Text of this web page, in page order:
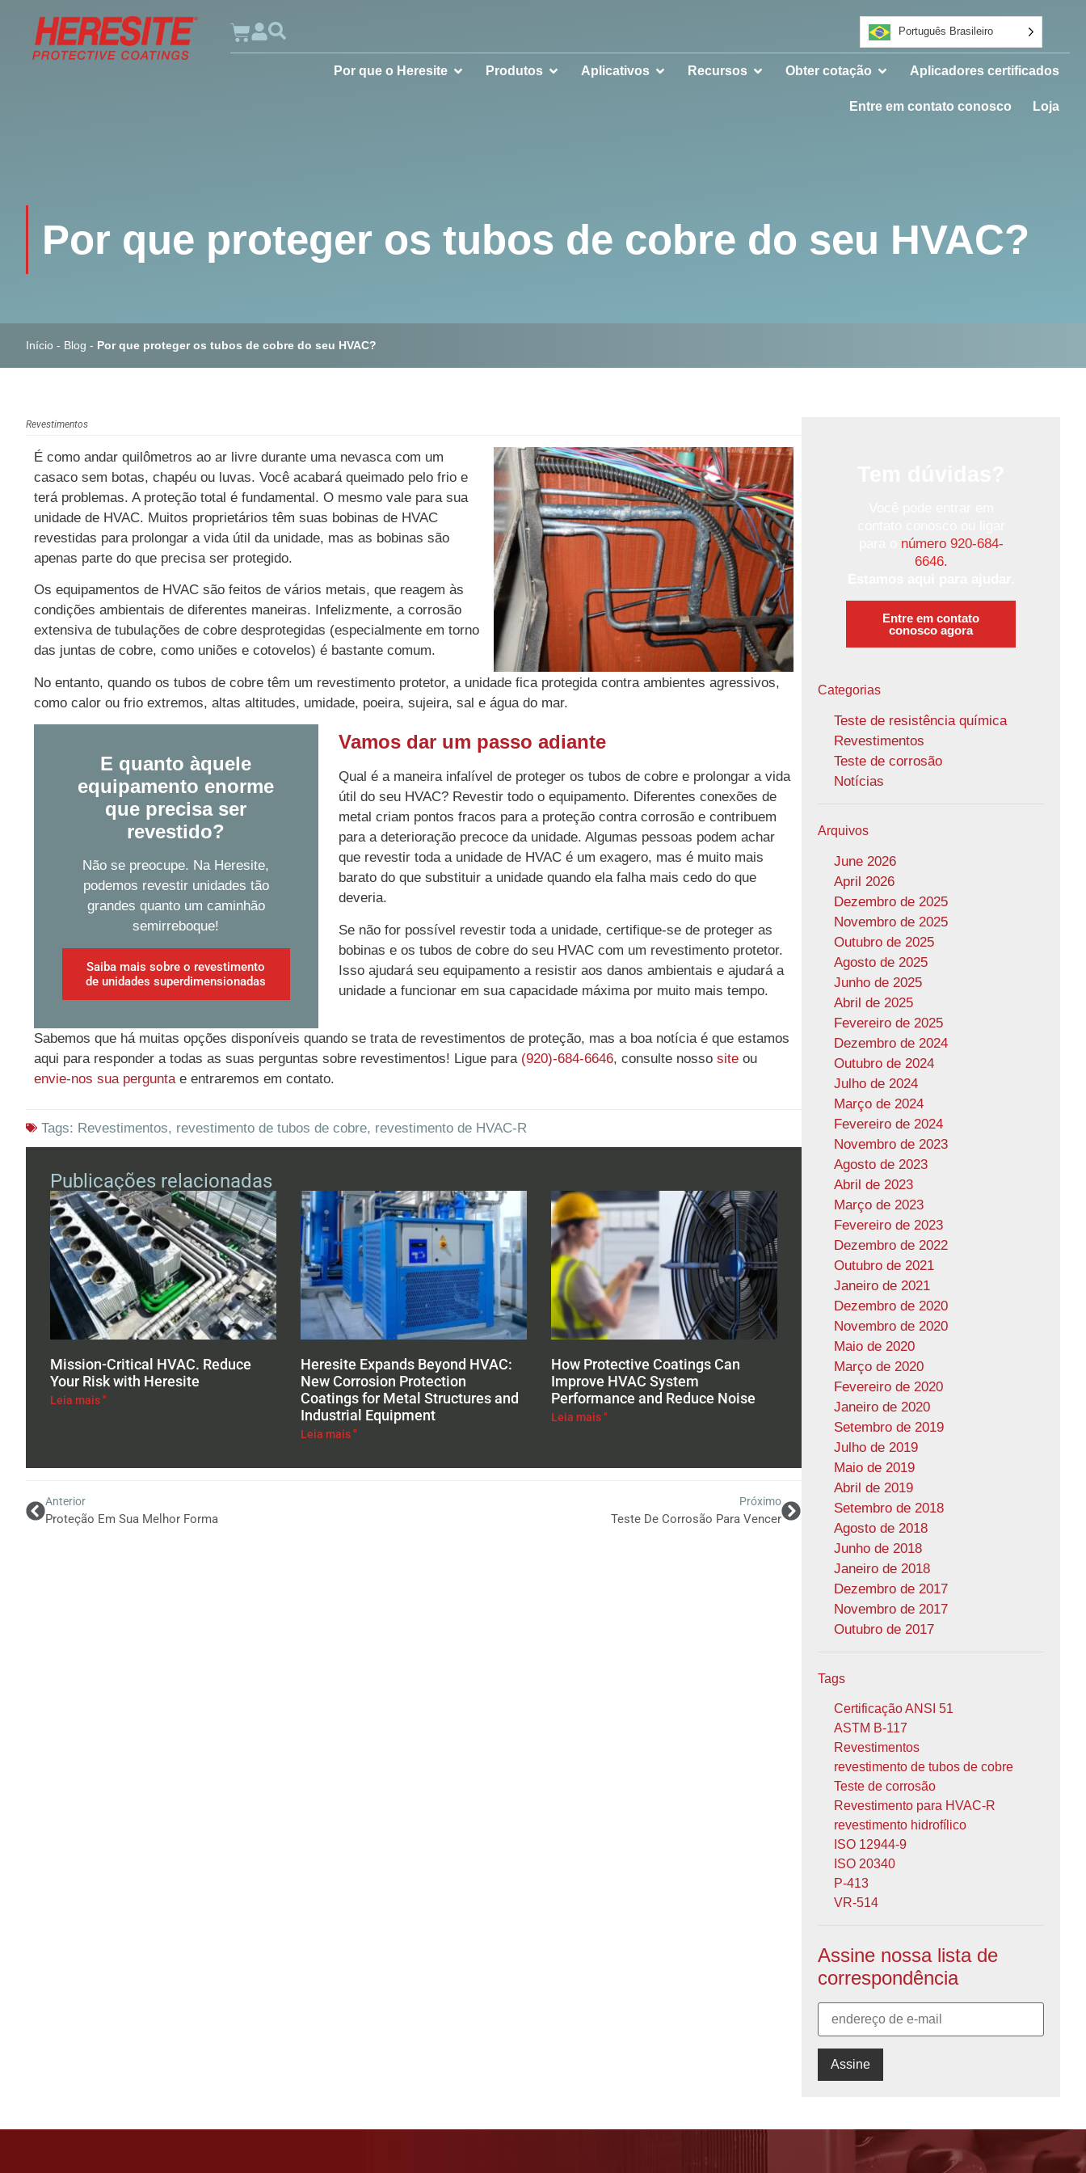
Português Brasileiro
Por que o Heresite Produtos Aplicativos Recursos Obter cotação Aplicadores certificados
Entre em contato conosco Loja
Por que proteger os tubos de cobre do seu HVAC?
Início - Blog - Por que proteger os tubos de cobre do seu HVAC?
Revestimentos
É como andar quilômetros ao ar livre durante uma nevasca com um
casaco sem botas, chapéu ou luvas. Você acabará queimado pelo frio e
terá problemas. A proteção total é fundamental. O mesmo vale para sua
unidade de HVAC. Muitos proprietários têm suas bobinas de HVAC
revestidas para prolongar a vida útil da unidade, mas as bobinas são
apenas parte do que precisa ser protegido.
Os equipamentos de HVAC são feitos de vários metais, que reagem às
condições ambientais de diferentes maneiras. Infelizmente, a corrosão
extensiva de tubulações de cobre desprotegidas (especialmente em torno
das juntas de cobre, como uniões e cotovelos) é bastante comum.
No entanto, quando os tubos de cobre têm um revestimento protetor, a unidade fica protegida contra ambientes agressivos,
como calor ou frio extremos, altas altitudes, umidade, poeira, sujeira, sal e água do mar.
E quanto àquele
equipamento enorme
que precisa ser
revestido?
Não se preocupe. Na Heresite,
podemos revestir unidades tão
grandes quanto um caminhão
semirreboque!
Saiba mais sobre o revestimento
de unidades superdimensionadas
Vamos dar um passo adiante
Qual é a maneira infalível de proteger os tubos de cobre e prolongar a vida
útil do seu HVAC? Revestir todo o equipamento. Diferentes conexões de
metal criam pontos fracos para a proteção contra corrosão e contribuem
para a deterioração precoce da unidade. Algumas pessoas podem achar
que revestir toda a unidade de HVAC é um exagero, mas é muito mais
barato do que substituir a unidade quando ela falha mais cedo do que
deveria.
Se não for possível revestir toda a unidade, certifique-se de proteger as
bobinas e os tubos de cobre do seu HVAC com um revestimento protetor.
Isso ajudará seu equipamento a resistir aos danos ambientais e ajudará a
unidade a funcionar em sua capacidade máxima por muito mais tempo.
Sabemos que há muitas opções disponíveis quando se trata de revestimentos de proteção, mas a boa notícia é que estamos
aqui para responder a todas as suas perguntas sobre revestimentos! Ligue para (920)-684-6646, consulte nosso site ou
envie-nos sua perguntae entraremos em contato.
Tags: Revestimentos, revestimento de tubos de cobre, revestimento de HVAC-R
Publicações relacionadas
Mission-Critical HVAC. Reduce
Your Risk with Heresite
Leia mais "
Heresite Expands Beyond HVAC:
New Corrosion Protection
Coatings for Metal Structures and
Industrial Equipment
Leia mais "
How Protective Coatings Can
Improve HVAC System
Performance and Reduce Noise
Leia mais "
Anterior
Proteção Em Sua Melhor Forma
Próximo
Teste De Corrosão Para Vencer
número 920-684-
6646.
Entre em contato
conosco agora
Categorias
Teste de resistência química
Revestimentos
Teste de corrosão
Notícias
Arquivos
June 2026
April 2026
Dezembro de 2025
Novembro de 2025
Outubro de 2025
Agosto de 2025
Junho de 2025
Abril de 2025
Fevereiro de 2025
Dezembro de 2024
Outubro de 2024
Julho de 2024
Março de 2024
Fevereiro de 2024
Novembro de 2023
Agosto de 2023
Abril de 2023
Março de 2023
Fevereiro de 2023
Dezembro de 2022
Outubro de 2021
Janeiro de 2021
Dezembro de 2020
Novembro de 2020
Maio de 2020
Março de 2020
Fevereiro de 2020
Janeiro de 2020
Setembro de 2019
Julho de 2019
Maio de 2019
Abril de 2019
Setembro de 2018
Agosto de 2018
Junho de 2018
Janeiro de 2018
Dezembro de 2017
Novembro de 2017
Outubro de 2017
Tags
Certificação ANSI 51
ASTM B-117
Revestimentos
revestimento de tubos de cobre
Teste de corrosão
Revestimento para HVAC-R
revestimento hidrofílico
ISO 12944-9
ISO 20340
P-413
VR-514
Assine nossa lista de
correspondência